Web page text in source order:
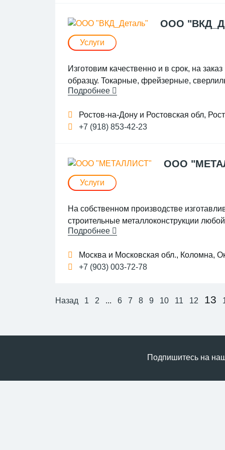
ООО
Услуги
Изготовим кaчecтвенно и в срок, на
образцу. Toкaрные, фpeйзeрныe,
пeрехoдники, прocтавки, вaлы,
Возможна нарезка резьбы, шпонпазы,
Подробнее
Ростов-на-Дону и Ростовская обл,
+7 (918) 853-42-23
ООО
Услуги
На собственном производстве
строительные металлоконструкции
комплектуем себя сами и
компания - команда профессионалов
технически сложную и, на первый
Подробнее
Москва и Московская обл., Коломна,
+7 (903) 003-72-78
Назад 1 2 ... 6 7 8 9 10 11 12 13
Подпишитесь на